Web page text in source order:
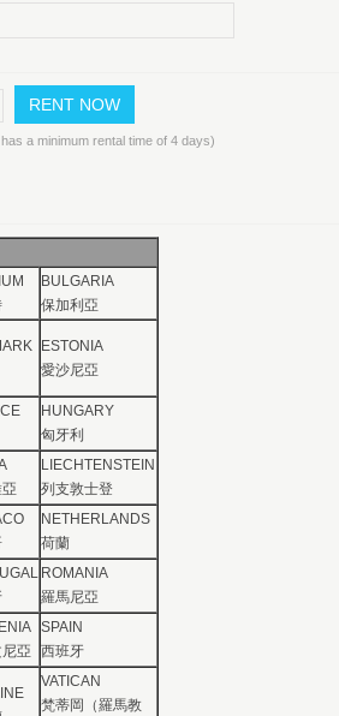
a minimum rental time of 4 days)
BULGARIA
保加利亞
ESTONIA
愛沙尼亞
HUNGARY
匈牙利
LIECHTENSTEIN
列支敦士登
NETHERLANDS
荷蘭
ROMANIA
羅馬尼亞
亞
SPAIN
西班牙
VATICAN
梵蒂岡（羅馬教